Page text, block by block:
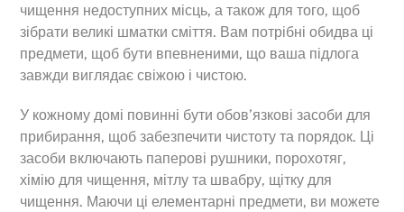
чищення недоступних місць, а також для того, щоб
зібрати великі шматки сміття. Вам потрібні обидва ці
предмети, щоб бути впевненими, що ваша підлога
завжди виглядає свіжою і чистою.
У кожному домі повинні бути обов’язкові засоби для
прибирання, щоб забезпечити чистоту та порядок. Ці
засоби включають паперові рушники, порохотяг,
хімію для чищення, мітлу та швабру, щітку для
чищення. Маючи ці елементарні предмети, ви можете